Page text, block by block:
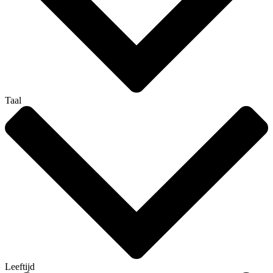
Taal
Leeftijd